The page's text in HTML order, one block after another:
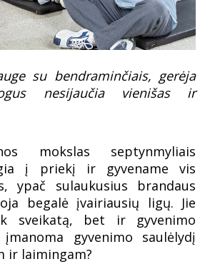
su bendraminčiais, gerėja
nesijaučia vienišas ir
mokslas septynmyliais
į priekį ir gyvename vis
ypač sulaukusius brandaus
begalė įvairiausių ligų. Jie
sveikatą, bet ir gyvenimo
gyvenimo saulėlydį
ir laimingam?